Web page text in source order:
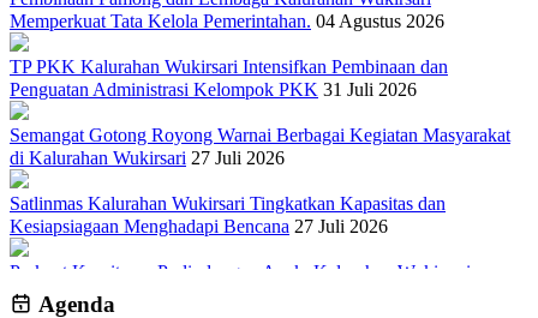
Memperkuat Tata Kelola Pemerintahan. 04 Agustus 2026
TP PKK Kalurahan Wukirsari Intensifkan Pembinaan dan
Penguatan Administrasi Kelompok PKK 31 Juli 2026
Semangat Gotong Royong Warnai Berbagai Kegiatan Masyarakat
di Kalurahan Wukirsari 27 Juli 2026
Satlinmas Kalurahan Wukirsari Tingkatkan Kapasitas dan
Kesiapsiagaan Menghadapi Bencana 27 Juli 2026
Perkuat Komitmen Perlindungan Anak, Kalurahan Wukirsari
Menggelar Sosialisasi dan Outbond Desa Ramah Anak
Agenda